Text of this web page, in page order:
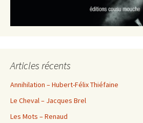
Articles récents
Annihilation – Hubert-Félix Thiéfaine
Le Cheval – Jacques Brel
Les Mots – Renaud